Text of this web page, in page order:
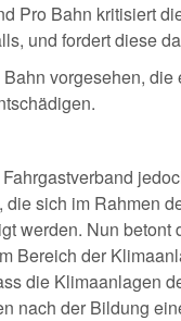
Pro Bahn kritisiert
und fordert diese
vorgesehen,
die sich im Rahmen
werden. Nun
Bereich der
die Klimaanlagen
nach der Bildung